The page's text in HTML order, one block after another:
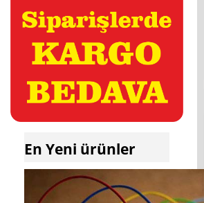
En Yeni ürünler